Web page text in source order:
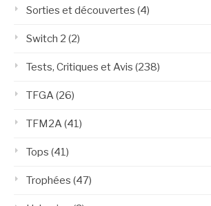
Sorties et découvertes (4)
Switch 2 (2)
Tests, Critiques et Avis (238)
TFGA(26)
TFM2A(41)
Tops (41)
Trophées (47)